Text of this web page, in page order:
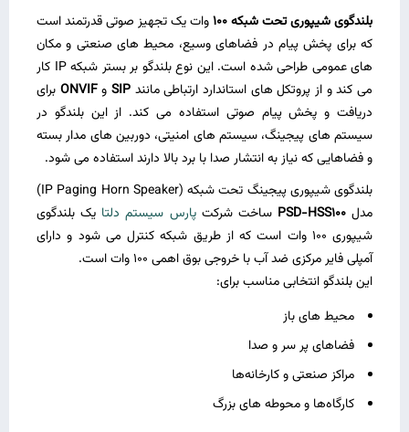
بلندگوی شیپوری تحت شبکه 100
وات یک تجهیز صوتی قدرتمند است
که برای پخش پیام در فضاهای وسیع، محیط‌ های صنعتی و مکان‌
های عمومی طراحی شده است. این نوع بلندگو بر بستر شبکه IP کار
می ‌کند و از پروتکل‌ های استاندارد ارتباطی مانند SIPوONVIF برای
دریافت و پخش پیام صوتی استفاده می‌ کند. از این بلندگو در
سیستم‌ های پیجینگ، سیستم‌ های امنیتی، دوربین‌ های مدار بسته
و فضاهایی که نیاز به انتشار صدا با برد بالا دارند استفاده می ‌شود.
بلندگوی شیپوری پیجینگ تحت شبکه (IP Paging Horn Speaker)
مدلPSD-HSS100 ساخت شرکتپارس سیستم دلتا یک بلندگوی
شیپوری 100 وات است که از طریق شبکه کنترل می ‌شود و دارای
آمپلی ‌فایر مرکزی ضد آب با خروجی بوق اهمی 100 وات است.
این بلندگو انتخابی مناسب برای:
محیط‌ های باز
فضاهای پر سر و صدا
مراکز صنعتی و کارخانه‌ها
کارگاه‌ها و محوطه‌ های بزرگ